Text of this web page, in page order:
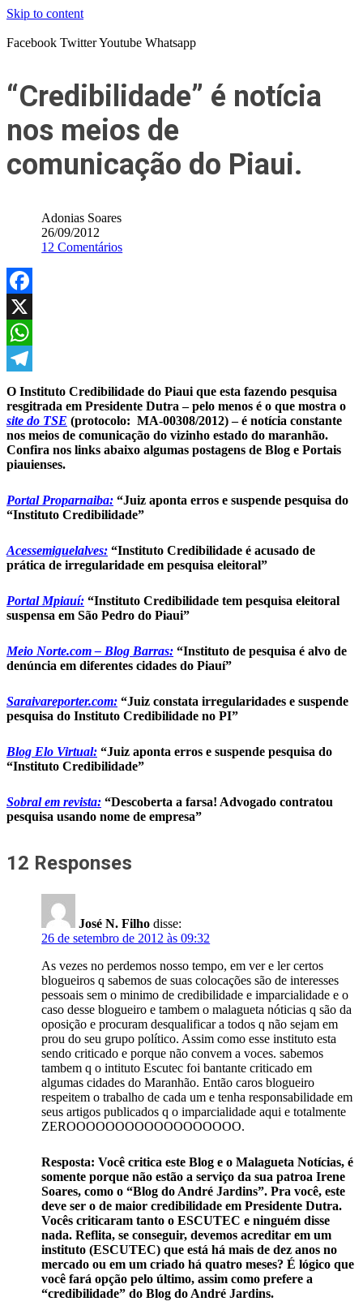
Skip to content
Facebook TwitterYoutube Whatsapp
“Credibilidade” é notícia
nos meios de
comunicação do Piaui.
Adonias Soares
26/09/2012
12 Comentários
Facebook
X
WhatsApp
Telegram
O Instituto Credibilidade do Piaui que esta fazendo pesquisa
resgitrada em Presidente Dutra – pelo menos é o que mostra o
site do TSE (protocolo: MA-00308/2012) – é notícia constante
nos meios de comunicação do vizinho estado do maranhão.
Confira nos links abaixo algumas postagens de Blog e Portais
piauienses.
Portal Proparnaiba: “Juiz aponta erros e suspende pesquisa do
“Instituto Credibilidade”
Acessemiguelalves: “Instituto Credibilidade é acusado de
prática de irregularidade em pesquisa eleitoral”
Portal Mpiauí: “Instituto Credibilidade tem pesquisa eleitoral
suspensa em São Pedro do Piaui”
Meio Norte.com – Blog Barras: “Instituto de pesquisa é alvo de
denúncia em diferentes cidades do Piauí”
Saraivareporter.com: “Juiz constata irregularidades e suspende
pesquisa do Instituto Credibilidade no PI”
Blog Elo Virtual: “Juiz aponta erros e suspende pesquisa do
“Instituto Credibilidade”
Sobral em revista: “Descoberta a farsa! Advogado contratou
pesquisa usando nome de empresa”
12 Responses
José N. Filho disse:
26 de setembro de 2012 às 09:32
As vezes no perdemos nosso tempo, em ver e ler certos
blogueiros q sabemos de suas colocações são de interesses
pessoais sem o minimo de credibilidade e imparcialidade e o
caso desse blogueiro e tambem o malagueta nóticias q são da
oposição e procuram desqualificar a todos q não sejam em
prou do seu grupo político. Assim como esse instituto esta
sendo criticado e porque não convem a voces. sabemos
tambem q o intituto Escutec foi bantante criticado em
algumas cidades do Maranhão. Então caros blogueiro
respeitem o trabalho de cada um e tenha responsabilidade em
seus artigos publicados q o imparcialidade aqui e totalmente
ZEROOOOOOOOOOOOOOOOOO.
Resposta: Você critica este Blog e o Malagueta Notícias, é
somente porque não estão a serviço da sua patroa Irene
Soares, como o “Blog do André Jardins”. Pra você, este
deve ser o de maior credibilidade em Presidente Dutra.
Vocês criticaram tanto o ESCUTEC e ninguém disse
nada. Reflita, se conseguir, devemos acreditar em um
instituto (ESCUTEC) que está há mais de dez anos no
mercado ou em um criado há quatro meses? É lógico que
você fará opção pelo último, assim como prefere a
“credibilidade” do Blog do André Jardins.